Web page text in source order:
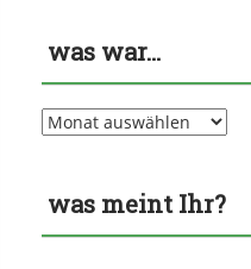
was war…
was
war…
was meint Ihr?